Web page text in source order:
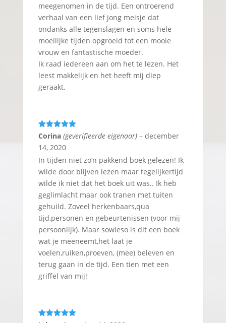
meegenomen in de tijd. Een ontroerend
verhaal van een lief jong meisje dat
ondanks alle tegenslagen en soms hele
moeilijke tijden opgroeid tot een mooie
vrouw en fantastische moeder.
Ik raad iedereen aan om het te lezen. Het
leest makkelijk en het heeft mij diep
geraakt.
Gewaardeerd
5uit 5
Corina (geverifieerde eigenaar) – december
14, 2020
In tijden niet zo’n pakkend boek gelezen! Ik
wilde door blijven lezen maar tegelijkertijd
wilde ik niet dat het boek uit was.. Ik heb
geglimlacht maar ook tranen met tuiten
gehuild. Zoveel herkenbaars,qua
tijd,personen en gebeurtenissen (voor mij
persoonlijk). Maar sowieso is dit een boek
wat je meeneemt,het laat je
voelen,ruiken,proeven, (mee) beleven en
terug gaan in de tijd. Een tien met een
griffel van mij!